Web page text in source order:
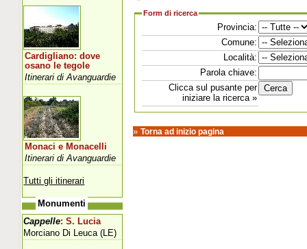
Form di ricerca
Provincia:
Comune:
Località:
Parola chiave:
Clicca sul pusante per
iniziare la ricerca »
» Torna ad inizio pagina
Cardigliano: dove
osano le tegole
Itinerari di Avanguardie
Monaci e Monacelli
Itinerari di Avanguardie
Tutti gli itinerari
Monumenti
Cappelle: S. Lucia
Morciano Di Leuca (LE)